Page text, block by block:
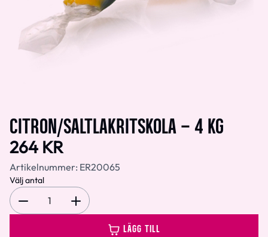
CITRON/SALTLAKRITSKOLA – 4 KG
264 KR
Artikelnummer: ER20065
Välj antal
1
LÄGG TILL